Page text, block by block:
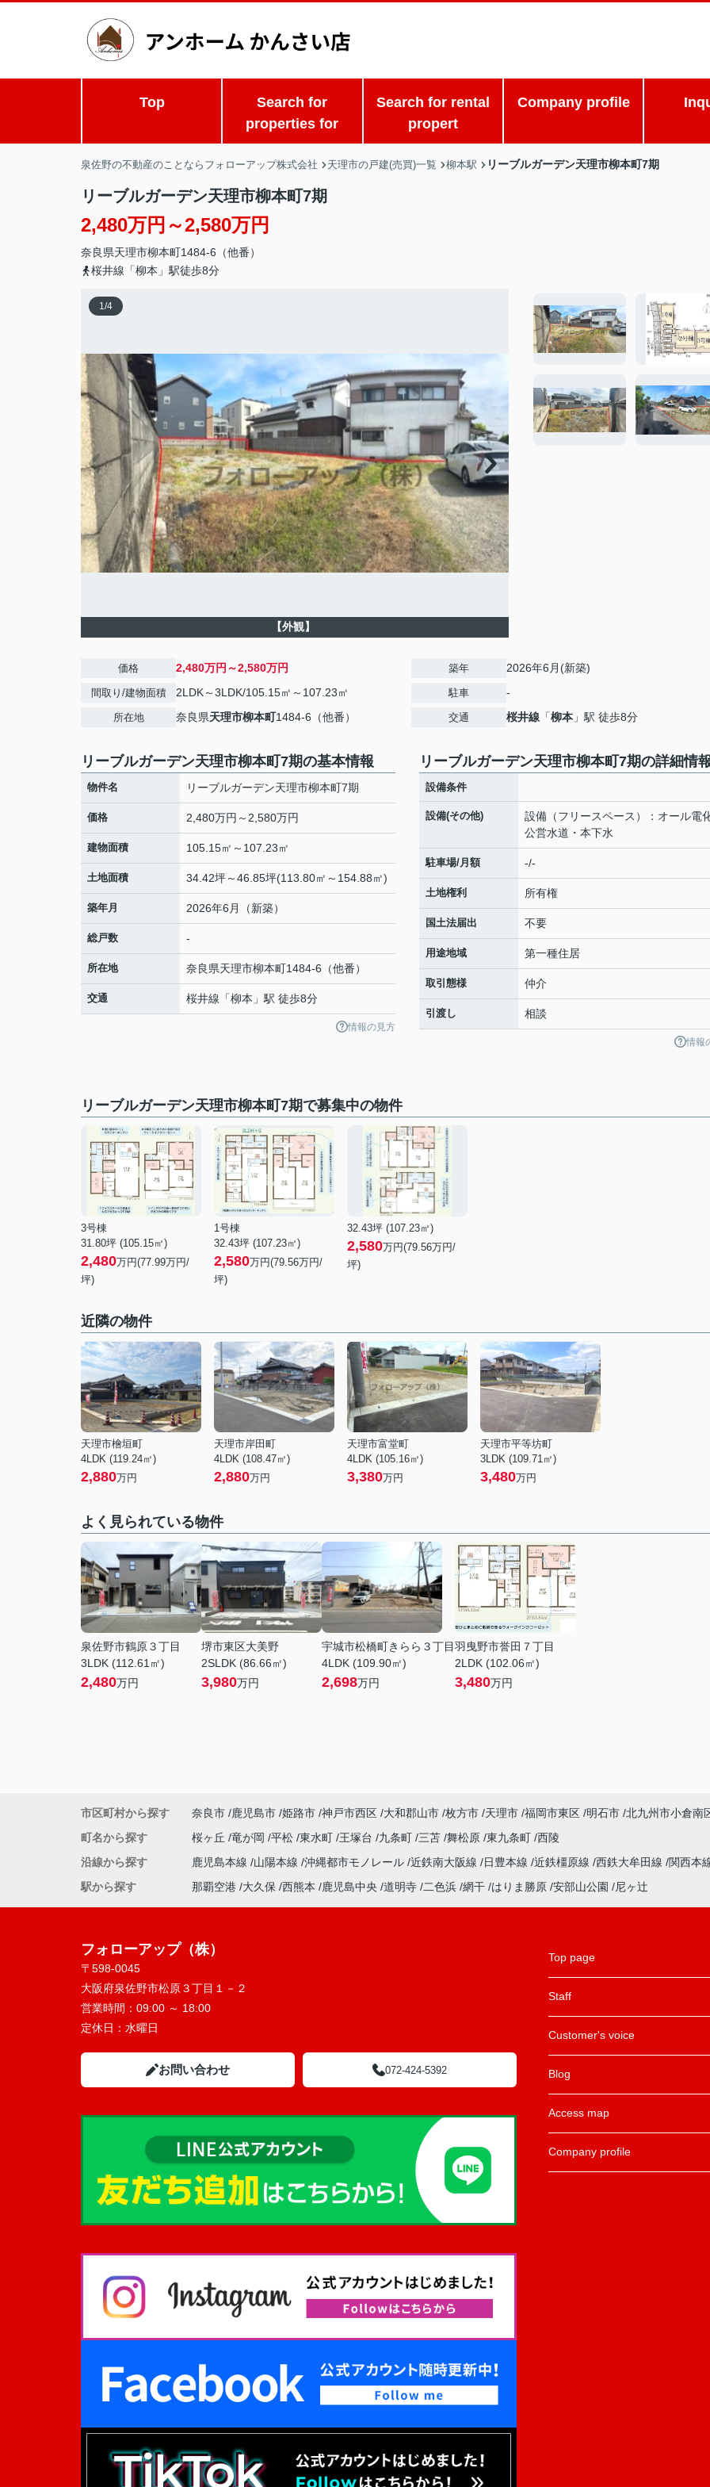
Top
Search for
properties for
Search for rental
propert
Company profile
泉佐野の不動産のことならフォローアップ株式会社 天理市の戸建(売買)一覧 柳本駅 リーブルガーデン天理市柳本町7期
リーブルガーデン天理市柳本町7期
2,480万円～2,580万円
奈良県天理市柳本町1484-6（他番）
桜井線「柳本」駅徒歩8分
1/4
【外観】
価格 2,480万円～2,580万円
間取り/建物面積 2LDK～3LDK/105.15㎡～107.23㎡
所在地 奈良県天理市柳本町1484-6（他番）
築年 2026年6月(新築)
駐車 -
交通 桜井線 「柳本 」駅 徒歩8分
リーブルガーデン天理市柳本町7期の基本情報
物件名 リーブルガーデン天理市柳本町7期
価格 2,480万円～2,580万円
建物面積 105.15㎡～107.23㎡
土地面積 34.42坪～46.85坪(113.80㎡～154.88㎡)
築年月 2026年6月（新築）
総戸数 -
所在地 奈良県天理市柳本町1484-6（他番）
交通 桜井線 「柳本 」駅 徒歩8分
情報の見方
リーブルガーデン天理市柳本町7期の詳細情
設備条件
設備(その他)
設備（フリースペース）：オール電
公営水道・本下水
駐車場/月額 -/-
土地権利 所有権
国土法届出 不要
用途地域 第一種住居
取引態様 仲介
引渡し 相談
情報
リーブルガーデン天理市柳本町7期で募集中の物件
3号棟
31.80坪 (105.15㎡)
2,480万円(77.99万円/
坪)
1号棟
32.43坪 (107.23㎡)
2,580万円(79.56万円/
坪)
32.43坪 (107.23㎡)
2,580万円(79.56万円/
坪)
近隣の物件
天理市檜垣町
4LDK (119.24㎡)
2,880万円
天理市岸田町
4LDK (108.47㎡)
2,880万円
天理市富堂町
4LDK (105.16㎡)
3,380万円
天理市平等坊町
3LDK (109.71㎡)
3,480万円
よく見られている物件
泉佐野市鶴原３丁目
3LDK (112.61㎡)
2,480万円
堺市東区大美野
2SLDK (86.66㎡)
3,980万円
宇城市松橋町きらら３丁目
4LDK (109.90㎡)
2,698万円
羽曳野市誉田７丁目
2LDK (102.06㎡)
3,480万円
市区町村から探す 奈良市 鹿児島市 姫路市 神戸市西区 大和郡山市 枚方市 天理市 福岡市東区 明石市 北九州市小倉南
町名から探す
桜ヶ丘 竜が岡 平松 東水町 王塚台 九条町 三苫 舞松原 東九条町 西陵
沿線から探す
鹿児島本線 山陽本線 沖縄都市モノレール 近鉄南大阪線 日豊本線 近鉄橿原線 西鉄大牟田線 関西本
駅から探す
那覇空港 大久保 西熊本 鹿児島中央 道明寺 二色浜 網干 はりま勝原 安部山公園 尼ヶ辻
フォローアップ（株）
〒598-0045
大阪府泉佐野市松原３丁目１－２
営業時間： 09:00 ～ 18:00
定休日： 水曜日
お問い合わせ 072-424-5392
Top page
Staff
Customer's voice
Blog
Access map
Company profile